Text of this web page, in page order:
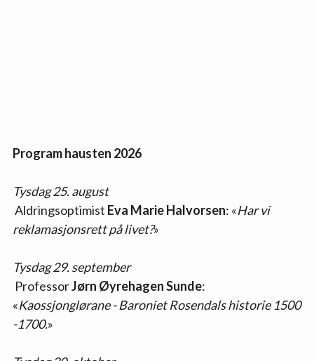
Program hausten 2026
Tysdag 25. august
Aldringsoptimist Eva Marie Halvorsen: «Har vi
reklamasjonsrett på livet?»
Tysdag 29. september
Professor Jørn Øyrehagen Sunde:
«Kaossjonglørane - Baroniet Rosendals historie 1500
-1700.»